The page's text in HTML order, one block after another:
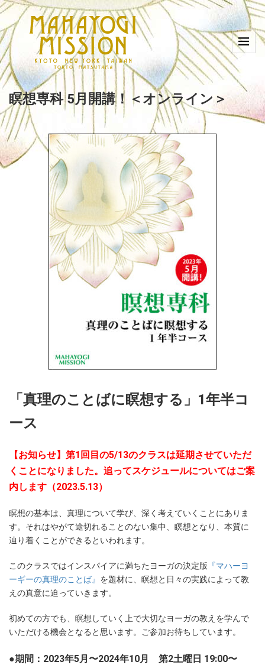
瞑想専科 5月開講！＜オンライン＞
「真理のことばに瞑想する」1年半コ
ース
【お知らせ】第1回目の5/13のクラスは延期させていただ
くことになりました。追ってスケジュールについてはご案
内します（2023.5.13）
瞑想の基本は、真理について学び、深く考えていくことにありま
す。それはやがて途切れることのない集中、瞑想となり、本質に
辿り着くことができるといわれます。
このクラスではインスパイアに満ちたヨーガの決定版 『マハーヨ
ーギーの真理のことば』 を題材に、瞑想と日々の実践によって教
えの真意に迫っていきます。
初めての方でも、瞑想していく上で大切なヨーガの教えを学んで
いただける機会となると思います。ご参加お待ちしています。
●期間：2023年5月〜2024年10月 第2土曜日 19:00〜